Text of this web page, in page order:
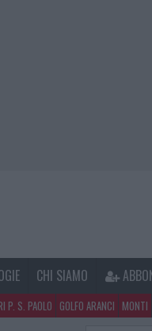
CHI SIAMO
P. S. PAOLO GOLFO ARANCI MONTI